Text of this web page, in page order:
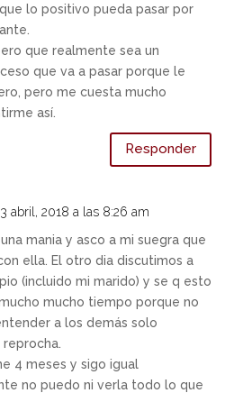
lo positivo pueda pasar por
que realmente sea un
que va a pasar porque le
pero me cuesta mucho
así.
Responder
abril, 2018 a las 8:26 am
mania y asco a mi suegra que
ella. El otro dia discutimos a
(incluido mi marido) y se q esto
mucho tiempo porque no
a los demás solo
4 meses y sigo igual
no puedo ni verla todo lo que